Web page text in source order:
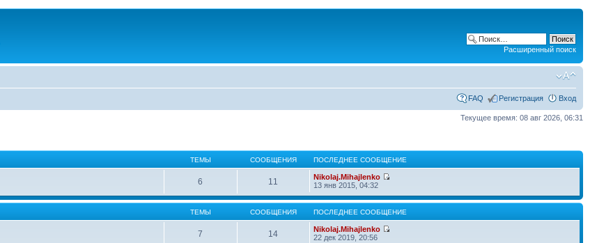
Расширенный поиск
FAQ Регистрация Вход
Текущее время: 08 авг 2026, 06:31
ТЕМЫ СООБЩЕНИЯ ПОСЛЕДНЕЕ СООБЩЕНИЕ
6 11
Nikolaj.Mihajlenko
13 янв 2015, 04:32
ТЕМЫ СООБЩЕНИЯ ПОСЛЕДНЕЕ СООБЩЕНИЕ
7 14
Nikolaj.Mihajlenko
22 дек 2019, 20:56